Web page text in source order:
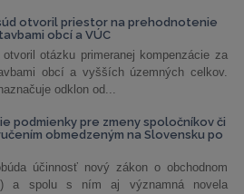
otvoril priestor na prehodnotenie
obcí a VÚC
otázku primeranej kompenzácie za
obcí a vyšších územných celkov.
odklon od...
podmienky pre zmeny spoločníkov či
obmedzeným na Slovensku po
účinnosť nový zákon o obchodnom
a spolu s ním aj významná novela